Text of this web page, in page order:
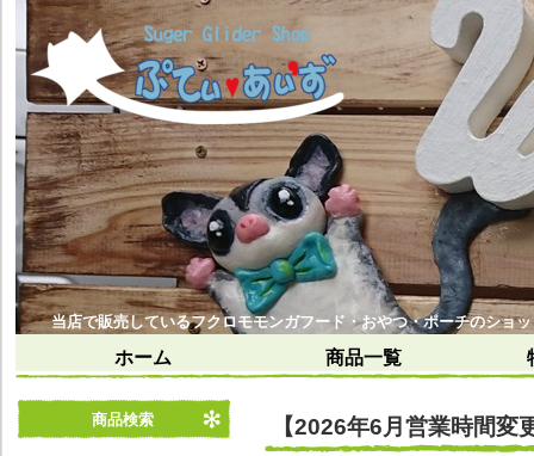
当店で販売しているフクロモモンガフード・おやつ・ポーチのショ
ホーム 商品一覧
【2026年6月営業時間変
商品検索